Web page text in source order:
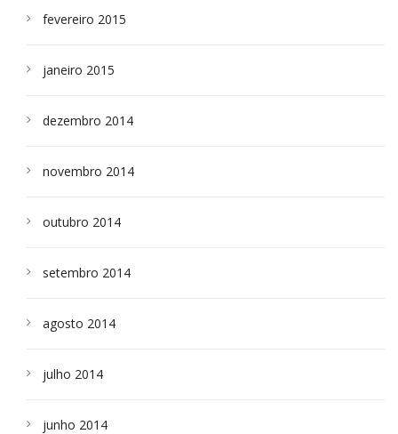
fevereiro 2015
janeiro 2015
dezembro 2014
novembro 2014
outubro 2014
setembro 2014
agosto 2014
julho 2014
junho 2014